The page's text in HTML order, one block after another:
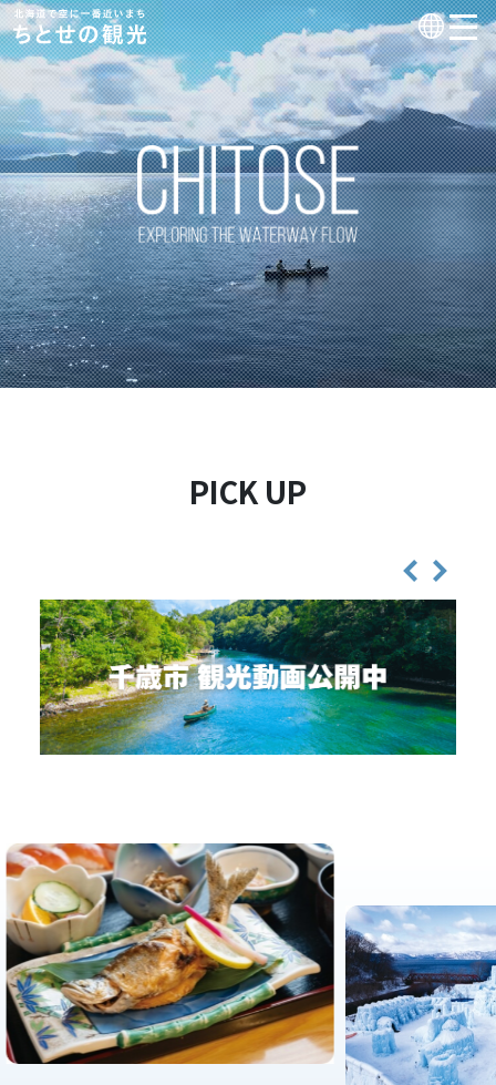
PICK UP
2026.03.23 お知らせ
2025.10.14 イベント
2026 千歳・支笏湖氷濤まつりの開催について
2025.05.16 お知らせ
支笏湖周辺で ❝ ヒグマ ❞ が出没しています。
2026.06.29 お知らせ
「えふたんと巡る！12市町ぐるっとスタンプラリー」を開催し
ます！
2026.01.22 お知らせ
【1月24日・25日】ちとせ特産品祭り開催！地元自慢の特産品
を満喫しよう
2025.10.14 イベント
2026 千歳・支笏湖氷濤まつりの開催について